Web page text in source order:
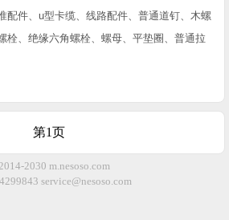
配件、u型卡缆、线路配件、普通道钉、木螺
栓、绝缘六角螺栓、螺母、平垫圈、普通拉
第1页
2030 m.nesoso.com
service@nesoso.com